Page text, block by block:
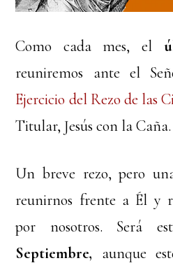
Como cada mes, el
reuniremos ante el
Ejercicio del Rezo de las
Titular, Jesús con la Caña.
Un breve rezo, pero
reunirnos frente a Él y
por nosotros. Será
Septiembre, aunque